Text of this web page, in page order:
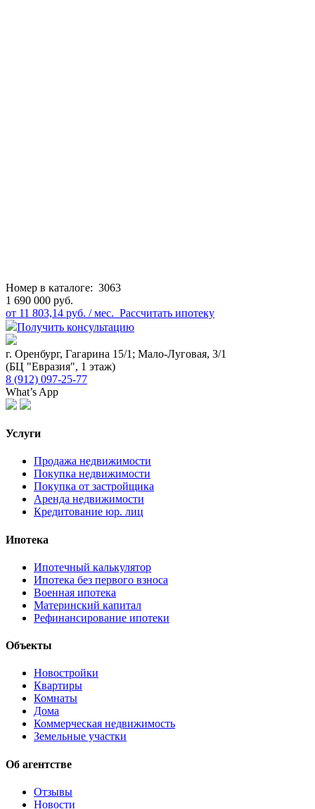
Номер в каталоге: 3063
1 690 000 руб.
от 11 803,14 руб. / мес. Рассчитать ипотеку
Получить консультацию
г. Оренбург, Гагарина 15/1; Мало-Луговая, 3/1
(БЦ "Евразия", 1 этаж)
8 (912) 097-25-77
What’s App
Услуги
Продажа недвижимости
Покупка недвижимости
Покупка от застройщика
Аренда недвижимости
Кредитование юр. лиц
Ипотека
Ипотечный калькулятор
Ипотека без первого взноса
Военная ипотека
Материнский капитал
Рефинансирование ипотеки
Объекты
Новостройки
Квартиры
Комнаты
Дома
Коммерческая недвижимость
Земельные участки
Об агентстве
Отзывы
Новости